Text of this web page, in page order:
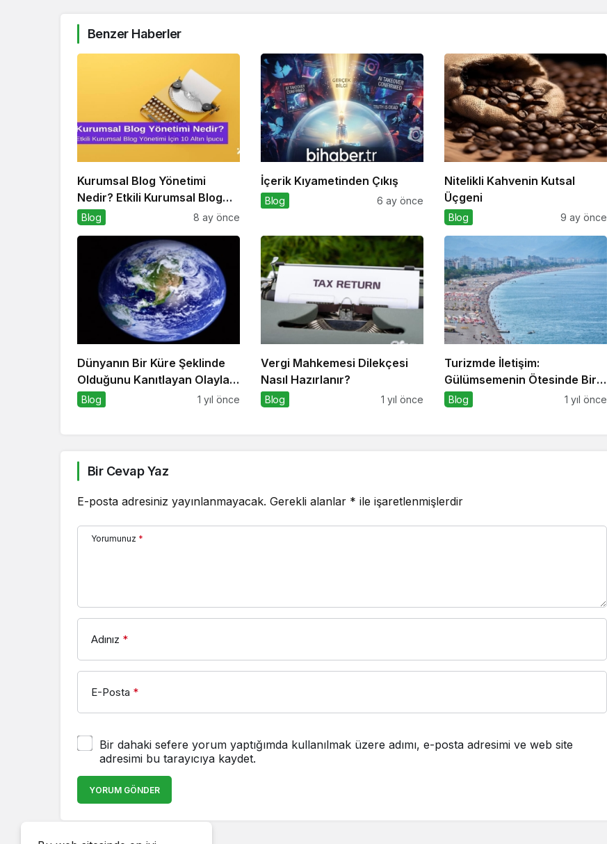
Benzer Haberler
Kurumsal Blog Yönetimi
Nedir? Etkili Kurumsal Blog
Yönetimi için 10 Altın İpucu
Blog 8 ay önce
İçerik Kıyametinden Çıkış
Blog 6 ay önce
Nitelikli Kahvenin Kutsal
Üçgeni
Blog 9 ay önce
Dünyanın Bir Küre Şeklinde
Olduğunu Kanıtlayan Olaylar
Nedir?
Blog 1 yıl önce
Vergi Mahkemesi Dilekçesi
Nasıl Hazırlanır?
Blog 1 yıl önce
Turizmde İletişim:
Gülümsemenin Ötesinde Bir
Sanat
Blog 1 yıl önce
Bir Cevap Yaz
E-posta adresiniz yayınlanmayacak. Gerekli alanlar * ile işaretlenmişlerdir
Yorumunuz *
Adınız *
E-Posta *
Bir dahaki sefere yorum yaptığımda kullanılmak üzere adımı, e-posta adresimi ve web site
adresimi bu tarayıcıya kaydet.
YORUM GÖNDER